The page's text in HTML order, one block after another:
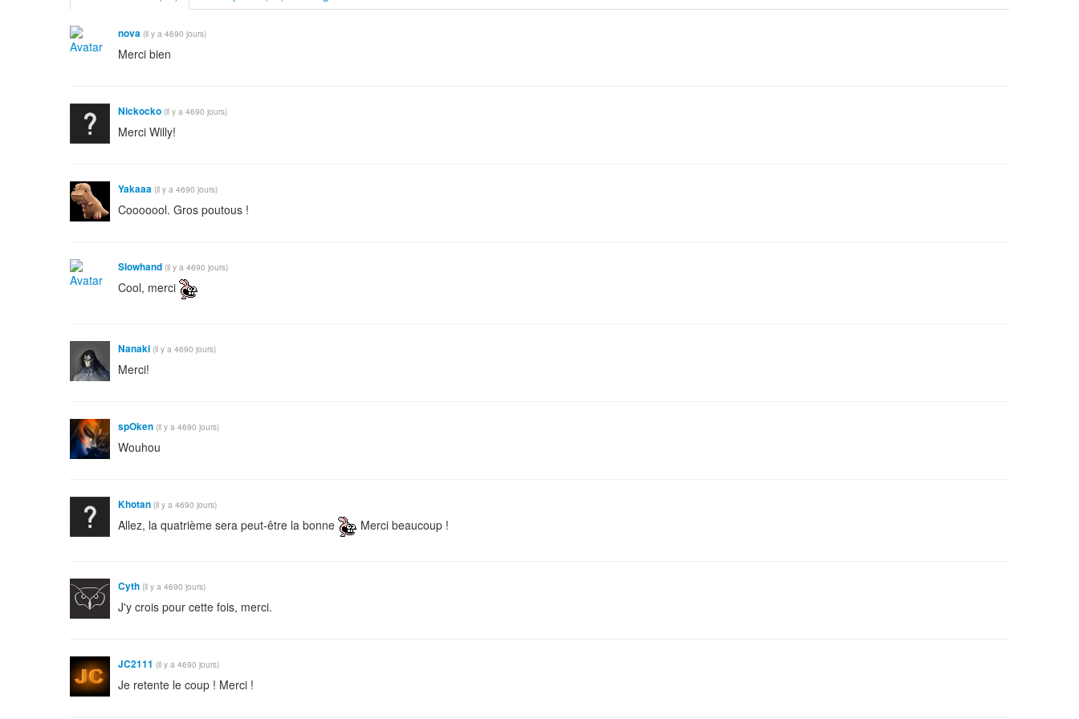
nova (il y a 4690 jours)
Merci bien
Nickocko (il y a 4690 jours)
Merci Willy!
Yakaaa (il y a 4690 jours)
Cooooool. Gros poutous !
Slowhand (il y a 4690 jours)
Cool, merci
Nanaki (il y a 4690 jours)
Merci!
spOken (il y a 4690 jours)
Wouhou
Khotan (il y a 4690 jours)
Allez, la quatrième sera peut-être la bonne Merci beaucoup !
Cyth (il y a 4690 jours)
J'y crois pour cette fois, merci.
JC2111 (il y a 4690 jours)
Je retente le coup ! Merci !